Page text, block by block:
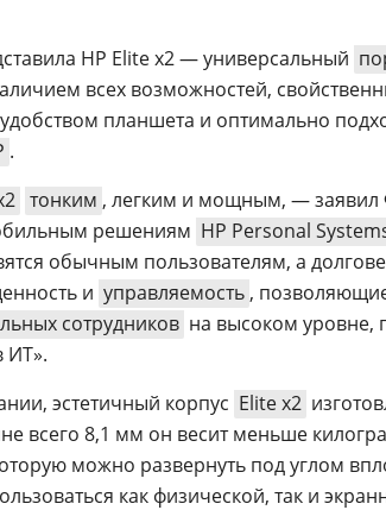
HP Elite x2 — универсальный
всех возможностей,
планшета и оптимально
.
тонким , легким и мощным, — заявил
решениям HP Personal
обычным пользователям, а
и управляемость ,
сотрудников на высоком уровне,
ИТ».
эстетичный корпус Elite x2
всего 8,1 мм он весит меньше
можно развернуть под углом
как физической, так и